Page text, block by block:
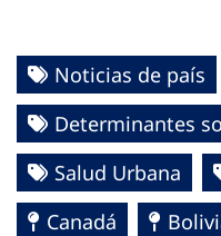
Noticias de país
Determinantes
Salud Urbana
Canadá